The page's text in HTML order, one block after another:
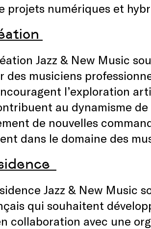
projets numériques et
Jazz & New Music
des musiciens
l’exploration
au dynamisme
de nouvelles
dans le domaine des
Jazz & New Music
qui souhaitent
collaboration avec une